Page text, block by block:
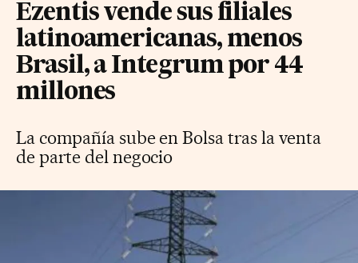
Ezentis vende sus filiales
latinoamericanas, menos
Brasil, a Integrum por 44
millones
La compañía sube en Bolsa tras la venta
de parte del negocio